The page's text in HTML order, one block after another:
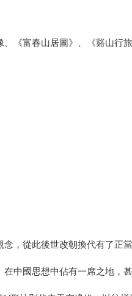
、《富春山居圖》、《谿山
，從此後世改朝換代有了正當
中國思想中佔有一席之地，